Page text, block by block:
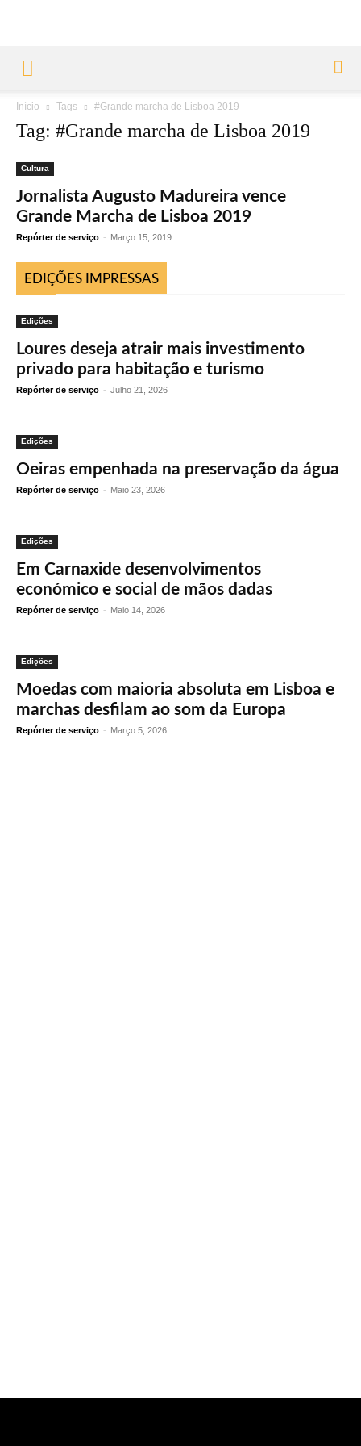
Início Tags #Grande marcha de Lisboa 2019
Tag: #Grande marcha de Lisboa 2019
Cultura
Jornalista Augusto Madureira vence
Grande Marcha de Lisboa 2019
Repórter de serviço - Março 15, 2019
EDIÇÕES IMPRESSAS
Edições
Loures deseja atrair mais investimento
privado para habitação e turismo
Repórter de serviço - Julho 21, 2026
Edições
Oeiras empenhada na preservação da água
Repórter de serviço - Maio 23, 2026
Edições
Em Carnaxide desenvolvimentos
económico e social de mãos dadas
Repórter de serviço - Maio 14, 2026
Edições
Moedas com maioria absoluta em Lisboa e
marchas desfilam ao som da Europa
Repórter de serviço - Março 5, 2026